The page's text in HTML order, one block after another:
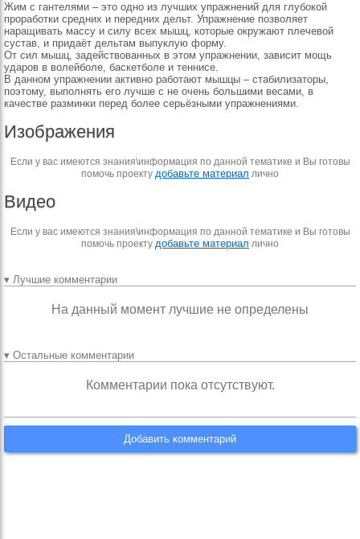
Жим с гантелями – это одно из лучших упражнений для глубокой
проработки средних и передних дельт. Упражнение позволяет
наращивать массу и силу всех мышц, которые окружают плечевой
сустав, и придаёт дельтам выпуклую форму.
От сил мышц, задействованных в этом упражнении, зависит мощь
ударов в волейболе, баскетболе и теннисе.
В данном упражнении активно работают мышцы – стабилизаторы,
поэтому, выполнять его лучше с не очень большими весами, в
качестве разминки перед более серьёзными упражнениями.
Изображения
Если у вас имеются знания\информация по данной тематике и Вы готовы
помочь проекту добавьте материал лично
Видео
Если у вас имеются знания\информация по данной тематике и Вы готовы
помочь проекту добавьте материал лично
▾ Лучшие комментарии
На данный момент лучшие не определены
▾ Остальные комментарии
Комментарии пока отсутствуют.
Добавить комментарий